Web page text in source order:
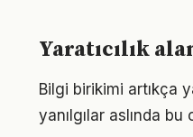
Yaratıcılık
Bilgi birikimi artıkça
yanılgılar aslında